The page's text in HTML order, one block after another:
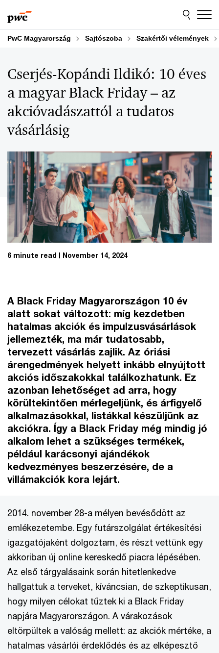
to
content
to
footer
PwC Magyarország Sajtószoba Szakértői vélemények
Cserjés-Kopándi Ildikó: 10 éves
a magyar Black Friday – az
akcióvadászattól a tudatos
vásárlásig
6 minute read November 14, 2024
A Black Friday Magyarországon 10 év
alatt sokat változott: míg kezdetben
hatalmas akciók és impulzusvásárlások
jellemezték, ma már tudatosabb,
tervezett vásárlás zajlik. Az óriási
árengedmények helyett inkább elnyújtott
akciós időszakokkal találkozhatunk. Ez
azonban lehetőséget ad arra, hogy
körültekintően mérlegeljünk, és árfigyelő
alkalmazásokkal, listákkal készüljünk az
akciókra. Így a Black Friday még mindig jó
alkalom lehet a szükséges termékek,
például karácsonyi ajándékok
kedvezményes beszerzésére, de a
villámakciók kora lejárt.
2014. november 28-a mélyen bevésődött az
emlékezetembe. Egy futárszolgálat értékesítési
igazgatójaként dolgoztam, és részt vettünk egy
akkoriban új online kereskedő piacra lépésében.
Az első tárgyalásaink során hitetlenkedve
hallgattuk a terveket, kíváncsian, de szkeptikusan,
hogy milyen célokat tűztek ki a Black Friday
napjára Magyarországon. A várakozások
eltörpültek a valóság mellett: az akciók mértéke, a
hatalmas vásárlói érdeklődés és az elképesztő